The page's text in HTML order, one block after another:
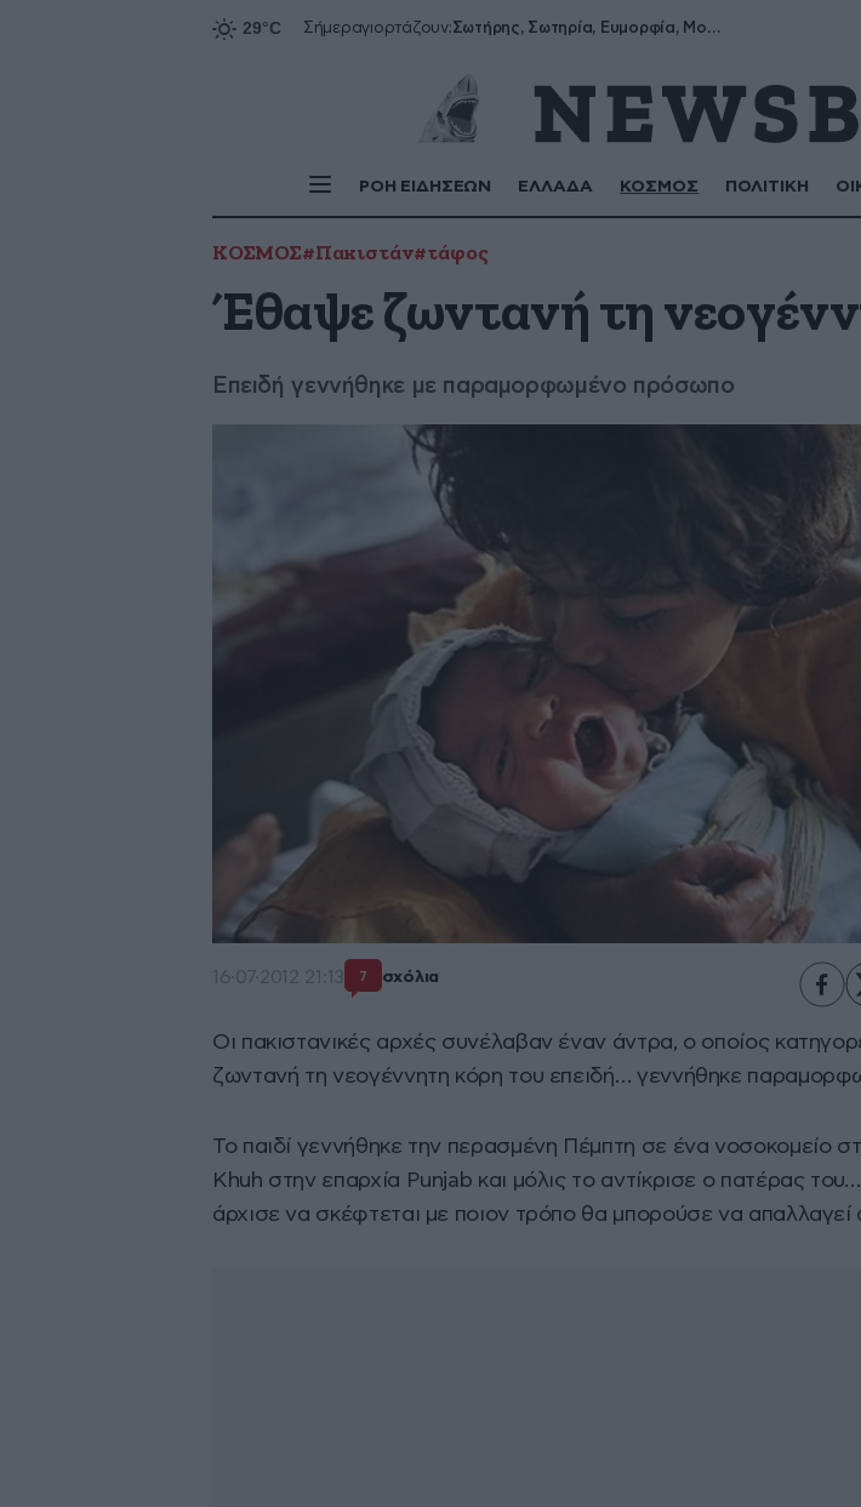
Σήμεραγιορτάζουν: Σωτήρης, Σωτηρία, Ευμορφία, Μορφούλα
ΡΟΗ ΕΙΔΗΣΕΩΝ ΕΛΛΑΔΑ ΚΟΣΜΟΣ ΠΟΛΙΤΙΚΗ
ΚΟΣΜΟΣ#Πακιστάν#τάφος
Έθαψε ζωντανή τη
Επειδή γεννήθηκε με παραμορφωμένο πρόσωπο
16·07·2012 21:13 7 σχόλια
Οι πακιστανικές αρχές συνέλαβαν έναν άντρα, ο οποίος
ζωντανή τη νεογέννητη κόρη του επειδή… γεννήθηκε
Το παιδί γεννήθηκε την περασμένη Πέμπτη σε ένα νοσοκομείο
Khuh στην επαρχία Punjab και μόλις το αντίκρισε ο πατέρας
άρχισε να σκέφτεται με ποιον τρόπο θα μπορούσε να απαλλαγεί